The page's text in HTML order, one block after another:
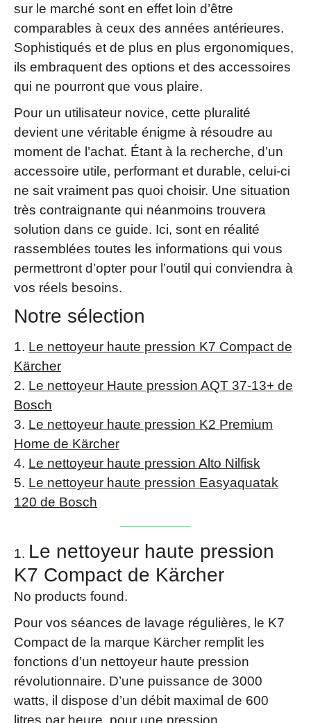
sur le marché sont en effet loin d’être
comparables à ceux des années antérieures.
Sophistiqués et de plus en plus ergonomiques,
ils embraquent des options et des accessoires
qui ne pourront que vous plaire.
Pour un utilisateur novice, cette pluralité
devient une véritable énigme à résoudre au
moment de l’achat. Étant à la recherche, d’un
accessoire utile, performant et durable, celui-ci
ne sait vraiment pas quoi choisir. Une situation
très contraignante qui néanmoins trouvera
solution dans ce guide. Ici, sont en réalité
rassemblées toutes les informations qui vous
permettront d’opter pour l’outil qui conviendra à
vos réels besoins.
Notre sélection
Le nettoyeur haute pression K7 Compact de
Kärcher
Le nettoyeur Haute pression AQT 37-13+ de
Bosch
Le nettoyeur haute pression K2 Premium
Home de Kärcher
Le nettoyeur haute pression Alto Nilfisk
Le nettoyeur haute pression Easyaquatak
120 de Bosch
Le nettoyeur haute pression
K7 Compact de Kärcher
No products found.
Pour vos séances de lavage régulières, le K7
Compact de la marque Kärcher remplit les
fonctions d’un nettoyeur haute pression
révolutionnaire. D’une puissance de 3000
watts, il dispose d’un débit maximal de 600
litres par heure, pour une pression